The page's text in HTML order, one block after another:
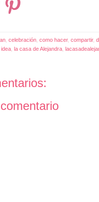
celebración como hacer, compartir,
idea la casa de Alejandra